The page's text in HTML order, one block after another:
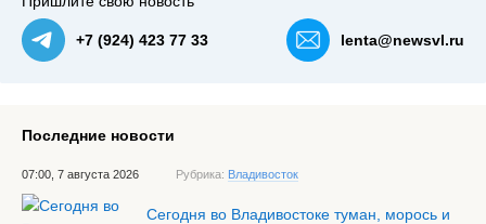
+7 (924) 423 77 33 lenta@newsvl.ru
Последние новости
07:00, 7 августа 2026 Рубрика: Владивосток
Сегодня во Владивостоке туман, морось и